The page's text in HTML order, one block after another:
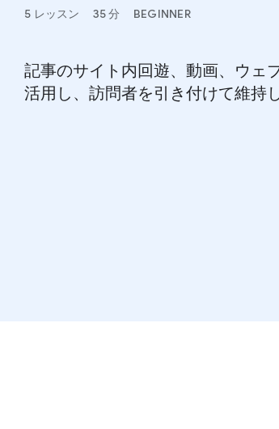
5 レッスン 35 分 BEGINNER
記事のサイト内回遊、動画、ウェ
活用し、訪問者を引き付けて維持